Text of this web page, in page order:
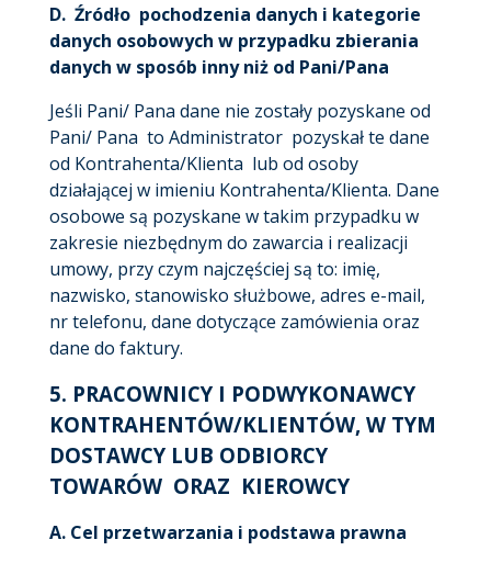
D. Źródło pochodzenia danych i kategorie
danych osobowych w przypadku zbierania
danych w sposób inny niż od Pani/Pana
Jeśli Pani/ Pana dane nie zostały pozyskane od
Pani/ Pana to Administrator pozyskał te dane
od Kontrahenta/Klienta lub od osoby
działającej w imieniu Kontrahenta/Klienta. Dane
osobowe są pozyskane w takim przypadku w
zakresie niezbędnym do zawarcia i realizacji
umowy, przy czym najczęściej są to: imię,
nazwisko, stanowisko służbowe, adres e-mail,
nr telefonu, dane dotyczące zamówienia oraz
dane do faktury.
5. PRACOWNICY I PODWYKONAWCY
KONTRAHENTÓW/KLIENTÓW, W TYM
DOSTAWCY LUB ODBIORCY
TOWARÓW ORAZ KIEROWCY
A. Cel przetwarzania i podstawa prawna